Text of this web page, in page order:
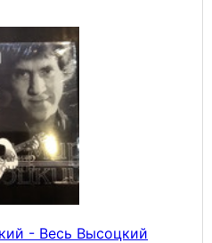
- Весь Высоцкий